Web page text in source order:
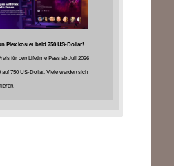
Plex kostet bald 750 US-Dollar!
für den Lifetime Pass ab Juli 2026
auf 750 US-Dollar. Viele werden sich